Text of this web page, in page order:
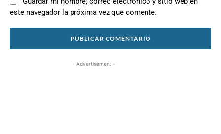
este navegador la próxima vez que comente.
- Advertisement -